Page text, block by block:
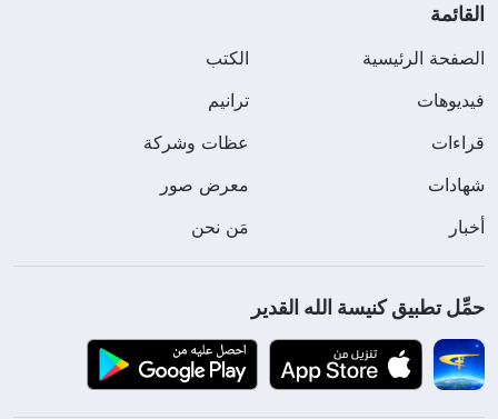
القائمة
الصفحة الرئيسية
الكتب
فيديوهات
ترانيم
قراءات
عظات وشركة
شهادات
معرض صور
أخبار
مَن نحن
حمِّل تطبيق كنيسة الله القدير